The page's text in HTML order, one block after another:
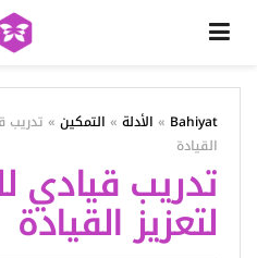
Bahiyat
» الأدلة » التمكين » تدريب
القيادة
تدريب قيادي
لتعزيز القيادة